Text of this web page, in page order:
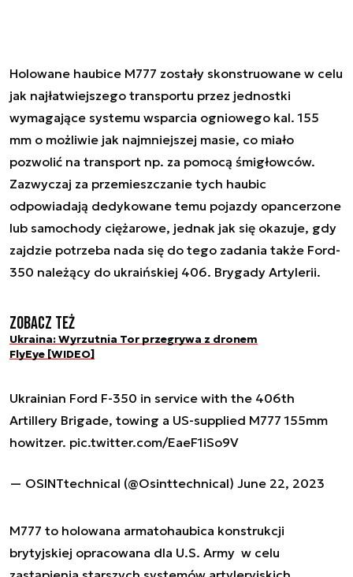
Holowane haubice M777 zostały skonstruowane w celu
jak najłatwiejszego transportu przez jednostki
wymagające systemu wsparcia ogniowego kal. 155
mm o możliwie jak najmniejszej masie, co miało
pozwolić na transport np. za pomocą śmigłowców.
Zazwyczaj za przemieszczanie tych haubic
odpowiadają dedykowane temu pojazdy opancerzone
lub samochody ciężarowe, jednak jak się okazuje, gdy
zajdzie potrzeba nada się do tego zadania także Ford-
350 należący do ukraińskiej 406. Brygady Artylerii.
Zobacz też
Ukraina: Wyrzutnia Tor przegrywa z dronem
FlyEye [WIDEO]
Ukrainian Ford F-350 in service with the 406th
Artillery Brigade, towing a US-supplied M777 155mm
howitzer. pic.twitter.com/EaeF1iSo9V
— OSINTtechnical (@Osinttechnical) June 22, 2023
M777 to holowana armatohaubica konstrukcji
brytyjskiej opracowana dla U.S. Army w celu